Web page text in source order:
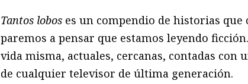
Tantos lobos es un compendio de historias que
paremos a pensar que estamos leyendo
vida misma, actuales, cercanas, contadas con
de cualquier televisor de última generación.